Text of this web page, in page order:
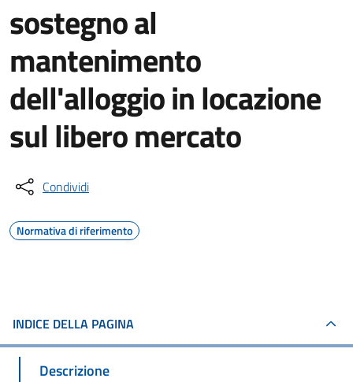
sostegno al
mantenimento
dell'alloggio in locazione
sul libero mercato
Condividi
Normativa di riferimento
INDICE DELLA PAGINA
Descrizione